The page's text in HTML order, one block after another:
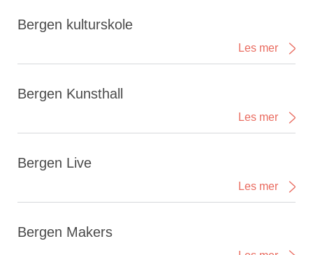
Bergen kulturskole
Les mer
Bergen Kunsthall
Les mer
Bergen Live
Les mer
Bergen Makers